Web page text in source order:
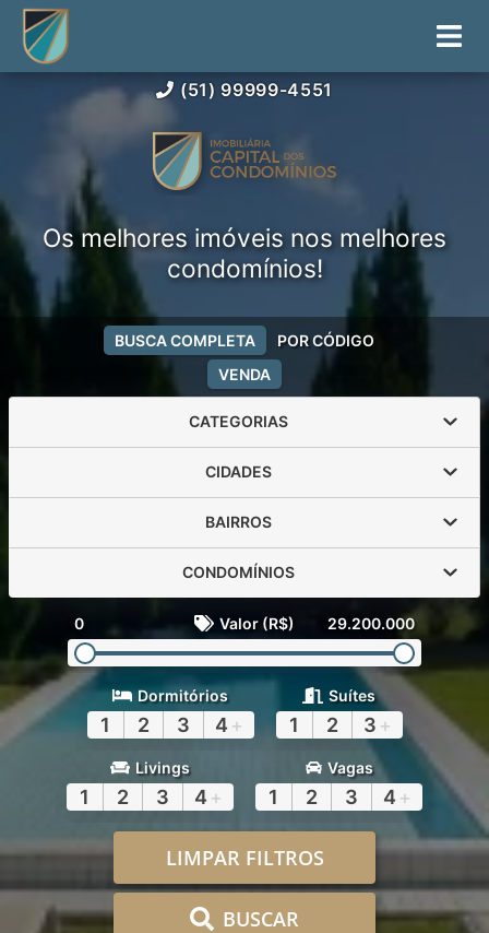
(51) 99999-4551
Os melhores imóveis nos melhores
condomínios!
VENDA
BUSCA COMPLETA POR CÓDIGO
CATEGORIAS
CIDADES
BAIRROS
CONDOMÍNIOS
0 Valor (R$) 29.200.000
Dormitórios
1 2 3 4 +
Suítes
1 2 3 +
Livings
1 2 3 4 +
Vagas
1 2 3 4 +
LIMPAR FILTROS
BUSCAR